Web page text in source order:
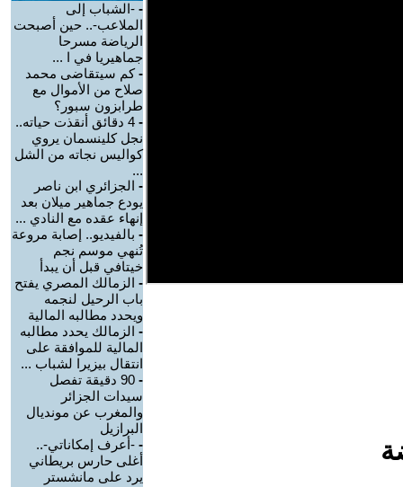
- -الشباب إلى
الملاعب-.. حين أصبحت
الرياضة مسرحا
جماهيريا في ا ...
-كم سيتقاضى محمد
صلاح من الأموال مع
طرابزون سبور؟
-
4 دقائق أنقذت حياته..
نجل كلينسمان يروي
كواليس نجاته من الشل
...
- الجزائري ابن ناصر
يودع جماهير ميلان بعد
إنهاء عقده مع النادي ...
- بالفيديو.. إصابة مروعة
تُنهي موسم نجم
خيتافي قبل أن يبدأ
- الزمالك المصري يفتح
باب الرحيل لنجمه
ويحدد مطالبه المالية
- الزمالك يحدد مطالبه
المالية للموافقة على
انتقال بيزيرا لشباب ...
-
90 دقيقة تفصل
سيدات الجزائر
والمغرب عن مونديال
البرازيل
- -أعرف إمكاناتي-..
أغلى حارس بريطاني
يرد على مانشستر